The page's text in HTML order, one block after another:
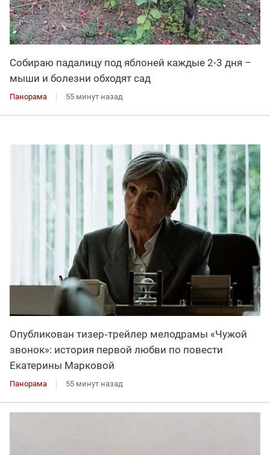
Собираю падалицу под яблоней каждые 2-3 дня –
мыши и болезни обходят сад
Панорама 55 минут назад
Опубликован тизер‑трейлер мелодрамы «Чужой
звонок»: история первой любви по повести
Екатерины Марковой
Панорама 55 минут назад